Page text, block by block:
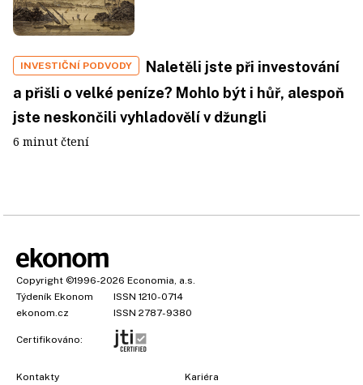
INVESTIČNÍ PODVODY
Naletěli jste při investování
a přišli o velké peníze? Mohlo být i hůř, alespoň
jste neskončili vyhladovělí v džungli
6 minut čtení
Copyright ©1996-2026 Economia, a.s.
Týdeník Ekonom
ISSN 1210-0714
ekonom.cz
ISSN 2787-9380
Certifikováno:
Kontakty
Kariéra